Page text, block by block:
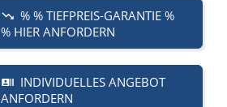
% % TIEFPREIS-GARANTIE %
% HIER ANFORDERN
INDIVIDUELLES ANGEBOT
ANFORDERN